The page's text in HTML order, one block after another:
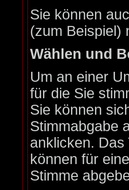
Sie können
(zum Beispiel)
Wählen und
Um an einer
für die Sie
Sie können
Stimmabgabe
anklicken. Das
können für
Stimme